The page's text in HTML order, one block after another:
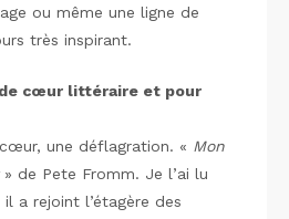
ou même une ligne de
très inspirant.
cœur littéraire et pour
une déflagration. « Mon
» de Pete Fromm. Je l’ai lu
il a rejoint l’étagère des